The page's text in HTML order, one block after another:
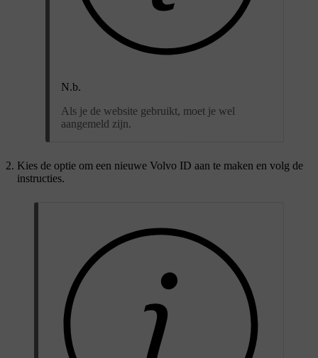
N.b.
Als je de website gebruikt, moet je wel
aangemeld zijn.
Kies de optie om een nieuwe Volvo ID aan te maken en volg de
instructies.